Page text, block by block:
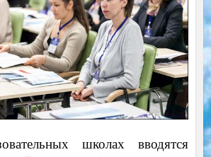
школах вводятся